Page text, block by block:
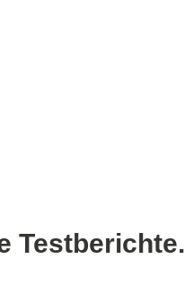
Testberichte.